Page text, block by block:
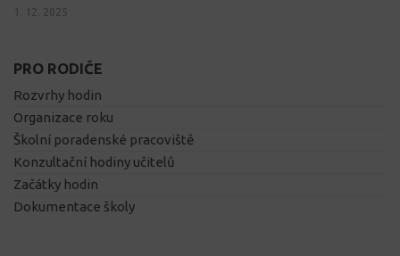
1. 12. 2025
PRO RODIČE
Rozvrhy hodin
Organizace roku
Školní poradenské pracoviště
Konzultační hodiny učitelů
Začátky hodin
Dokumentace školy